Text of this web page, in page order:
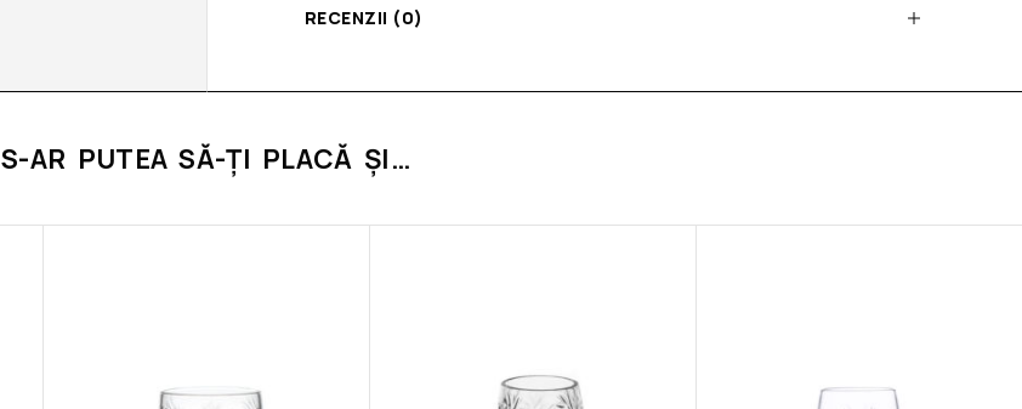
RECENZII (0)
S-AR PUTEA SĂ-ȚI PLACĂ ȘI…